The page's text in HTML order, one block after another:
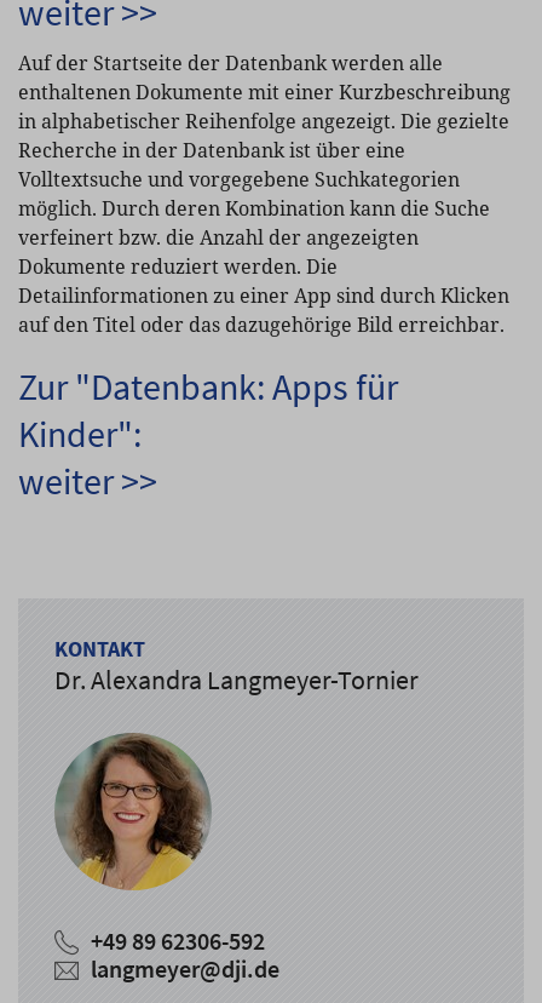
weiter >>
Auf der Startseite der Datenbank werden alle
enthaltenen Dokumente mit einer Kurzbeschreibung
in alphabetischer Reihenfolge angezeigt. Die gezielte
Recherche in der Datenbank ist über eine
Volltextsuche und vorgegebene Suchkategorien
möglich. Durch deren Kombination kann die Suche
verfeinert bzw. die Anzahl der angezeigten
Dokumente reduziert werden. Die
Detailinformationen zu einer App sind durch Klicken
auf den Titel oder das dazugehörige Bild erreichbar.
Zur "Datenbank: Apps für
Kinder":
weiter >>
KONTAKT
Dr. Alexandra Langmeyer-Tornier
+49 89 62306-592
langmeyer@dji.de